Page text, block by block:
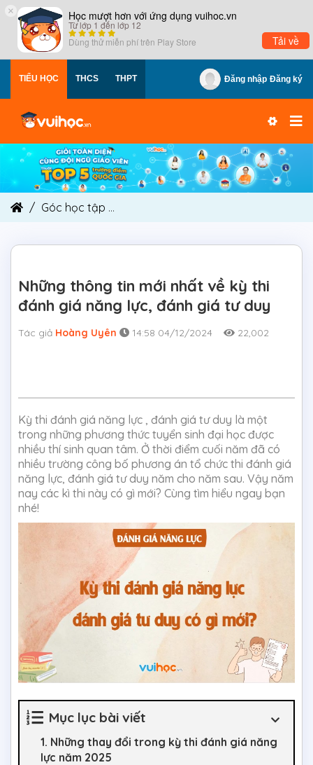
× Học mượt hơn với ứng dụng vuihoc.vn
Từ lớp 1 đến lớp 12
Dùng thử miễn phí trên Play Store Tải về
TIỂU HỌC THCS THPT Đăng nhập Đăng ký
Góc học tập
Những thông tin mới nhất về kỳ thi
đánh giá năng lực, đánh giá tư duy
Tác giả Hoàng Uyên 14:58 04/12/2024 22,002
Kỳ thi đánh giá năng lực , đánh giá tư duy là một
trong những phương thức tuyển sinh đại học được
nhiều thí sinh quan tâm. Ở thời điểm cuối năm đã có
nhiều trường công bố phương án tổ chức thi đánh giá
năng lực, đánh giá tư duy năm cho năm sau. Vậy năm
nay các kì thi này có gì mới? Cùng tìm hiểu ngay bạn
nhé!
Mục lục bài viết
1. Những thay đổi trong kỳ thi đánh giá năng
lực năm 2025